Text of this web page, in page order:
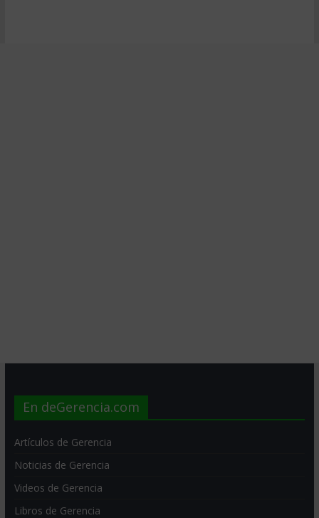
En deGerencia.com
Artículos de Gerencia
Noticias de Gerencia
Videos de Gerencia
Libros de Gerencia